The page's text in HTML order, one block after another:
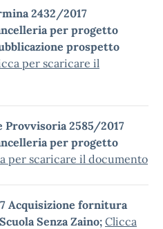
2432/2017
per progetto
prospetto
per scaricare il
Provvisoria 2585/2017
per progetto
per scaricare il documento
Acquisizione fornitura
Senza Zaino; Clicca